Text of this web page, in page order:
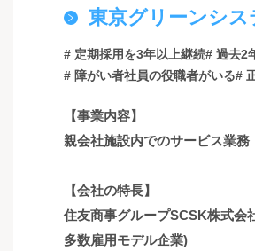
東京グリーンシ
# 定期採用を3年以上継続# 過去2
# 障がい者社員の役職者がいる#
【事業内容】
親会社施設内でのサービス業務
【会社の特長】
住友商事グループSCSK株式会
多数雇用モデル企業)